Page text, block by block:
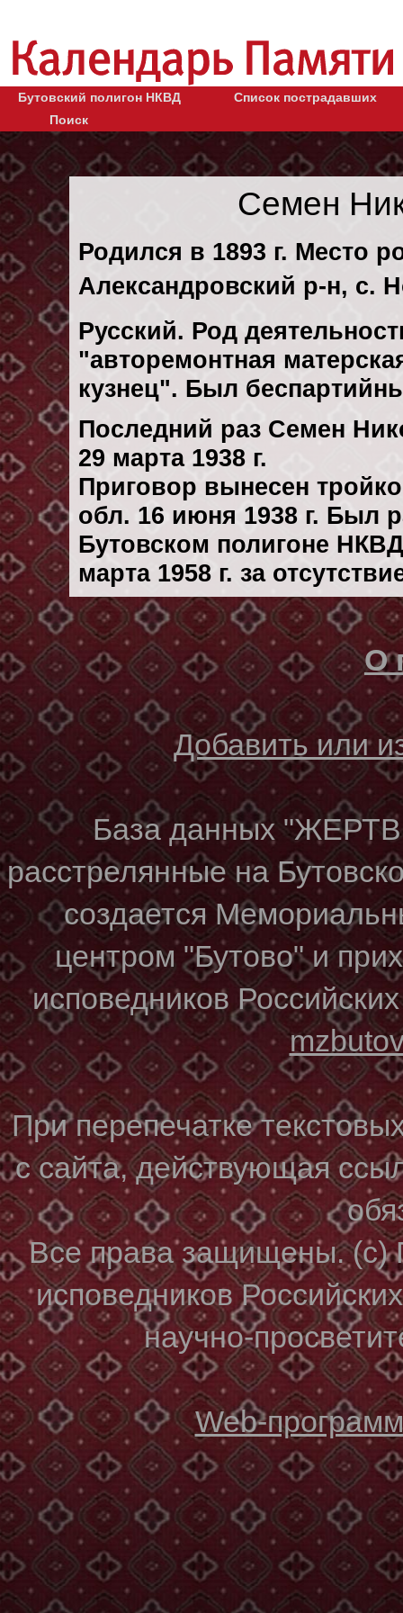
Бутовский полигон НКВД
Список пострадавших
Поиск
Семен
Родился в 1893 г. Место
Александровский р-н, с.
Русский. Род
"авторемонтная
кузнец". Был
Последний раз Семен
29 марта 1938 г.
Приговор вынесен
обл. 16 июня 1938 г. Был
Бутовском полигоне
марта 1958 г. за
О
Добавить или
База данных
расстрелянные на
создается
центром "Бутово" и
исповедников
При перепечатке
с сайта, действующая
Все права защищены. (с)
исповедников
научно-
Web-